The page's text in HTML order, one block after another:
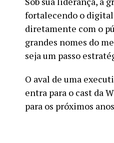
fortalecendo o digital
diretamente com o
grandes nomes do
seja um passo
O aval de uma
entra para o cast da
para os próximos